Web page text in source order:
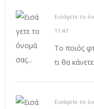
Εισάγετε το
11:47
Το ποιός
τι θα
Εισάγετε το